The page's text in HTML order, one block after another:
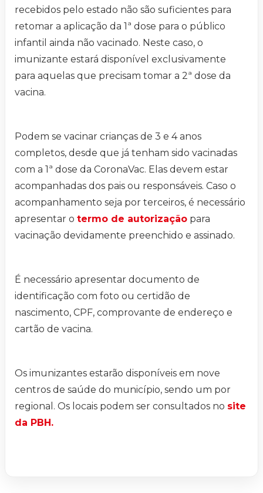
recebidos pelo estado não são suficientes para
retomar a aplicação da 1ª dose para o público
infantil ainda não vacinado. Neste caso, o
imunizante estará disponível exclusivamente
para aquelas que precisam tomar a 2ª dose da
vacina.
Podem se vacinar crianças de 3 e 4 anos
completos, desde que já tenham sido vacinadas
com a 1ª dose da CoronaVac. Elas devem estar
acompanhadas dos pais ou responsáveis. Caso o
acompanhamento seja por terceiros, é necessário
apresentar o termo de autorização para
vacinação devidamente preenchido e assinado.
É necessário apresentar documento de
identificação com foto ou certidão de
nascimento, CPF, comprovante de endereço e
cartão de vacina.
Os imunizantes estarão disponíveis em nove
centros de saúde do município, sendo um por
regional. Os locais podem ser consultados no site
da PBH.